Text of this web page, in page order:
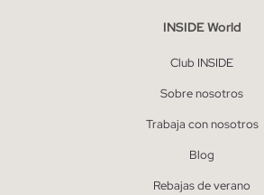
INSIDE World
Club INSIDE
Sobre nosotros
Trabaja con nosotros
Blog
Rebajas de verano